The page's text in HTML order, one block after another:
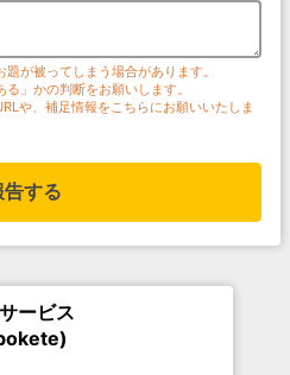
が被ってしまう場合があります。
」かの判断をお願いします。
や、補足情報をこちらにお願いいたしま
告する
ービス